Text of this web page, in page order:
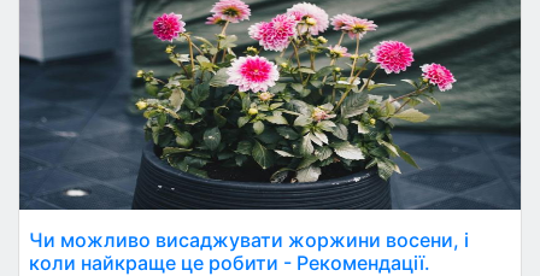
Чи можливо висаджувати жоржини восени, і
коли найкраще це робити - Рекомендації.